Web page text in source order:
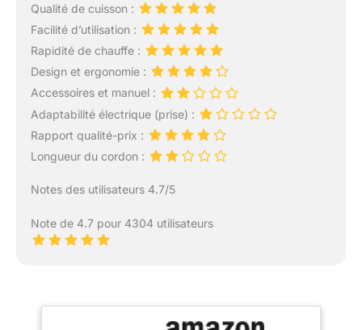
Qualité de cuisson :
Facilité d’utilisation :
Rapidité de chauffe :
Design et ergonomie :
Accessoires et manuel :
Adaptabilité électrique (prise) :
Rapport qualité-prix :
Longueur du cordon :
Notes des utilisateurs 4.7/5
Note de 4.7 pour 4304 utilisateurs